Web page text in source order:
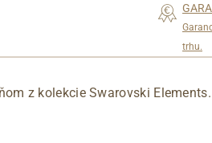
trhu.
z kolekcie Swarovski Elements.